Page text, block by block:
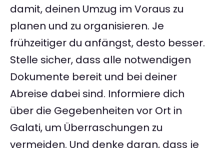
damit, deinen Umzug im Voraus zu
planen und zu organisieren. Je
frühzeitiger du anfängst, desto besser.
Stelle sicher, dass alle notwendigen
Dokumente bereit und bei deiner
Abreise dabei sind. Informiere dich
über die Gegebenheiten vor Ort in
Galati, um Überraschungen zu
vermeiden. Und denke daran, dass je